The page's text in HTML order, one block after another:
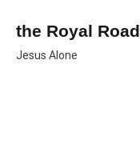
content
the Royal Road
Jesus Alone